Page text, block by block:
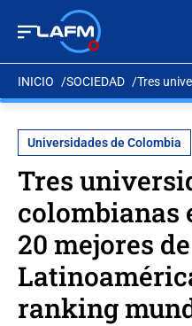
INICIO SOCIEDAD Tres
Universidades de Colombia
Tres
colombianas
20 mejores de
ranking